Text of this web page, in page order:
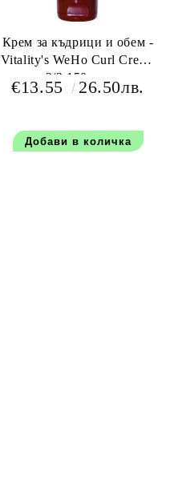
Крем за къдрици и обем -
Vitality's WeHo Curl Cream
2/2 150 мл.
€13.55 26.50лв.